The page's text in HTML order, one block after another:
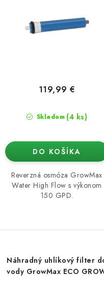
Skladom (4 ks)
119,99 €
DO KOŠÍKA
Reverzná osmóza GrowMax
Water High Flow s výkonom
150 GPD.
Náhradný uhlíkový filter
vody GrowMax ECO